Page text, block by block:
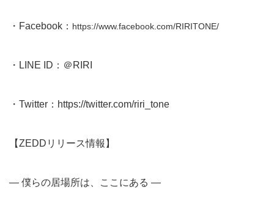
・Facebook： https://www.facebook.com/RIRITONE/
・LINE ID：＠RIRI
・Twitter： https://twitter.com/riri_tone
【ZEDDリリース情報】
— 僕らの居場所は、ここにある —